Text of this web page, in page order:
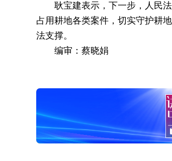
耿宝建表示，下一步，人民
占用耕地各类案件，切实守护耕
法支撑。
编审：蔡晓娟